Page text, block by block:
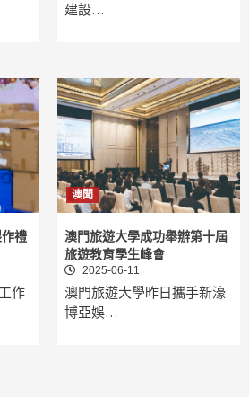
建設…
禮
作
澳聞
澳門旅遊大學成功舉辦第十屆
旅遊教育學生峰會
2025-06-11
澳門旅遊大學昨日攜手新濠
博亞娛…